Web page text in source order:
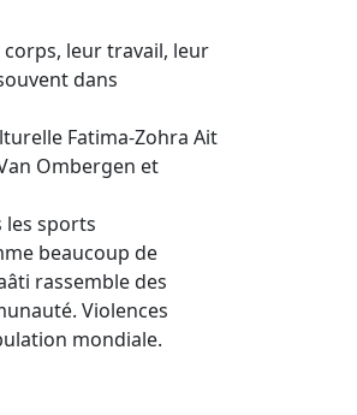
leur travail, leur
dans
Fatima-Zohra Ait
Ombergen et
les sports
beaucoup de
rassemble des
Violences
mondiale.